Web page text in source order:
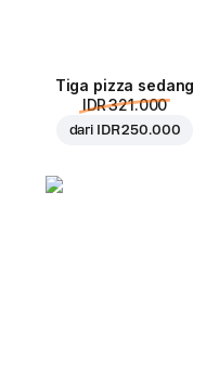
Tiga pizza sedang
IDR 321.000
dari IDR 250.000